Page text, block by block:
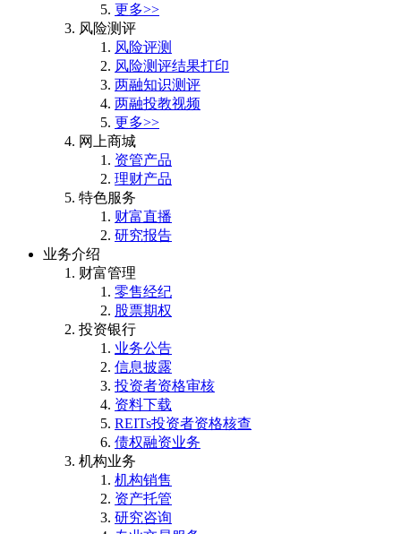
更多>>
风险测评
风险评测
风险测评结果打印
两融知识测评
两融投教视频
更多>>
网上商城
资管产品
理财产品
特色服务
财富直播
研究报告
业务介绍
财富管理
零售经纪
股票期权
投资银行
业务公告
信息披露
投资者资格审核
资料下载
REITs投资者资格核查
债权融资业务
机构业务
机构销售
资产托管
研究咨询